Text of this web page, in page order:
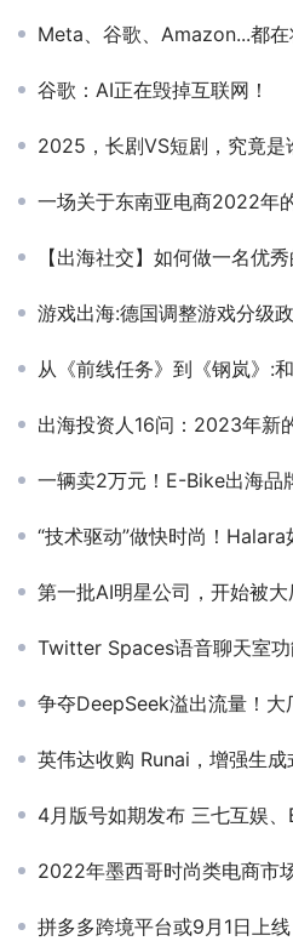
Meta、谷歌、Amazon...都在将生
谷歌：AI正在毁掉互联网！
2025，长剧VS短剧，究竟是
一场关于东南亚电商2022年
【出海社交】如何做一名优
游戏出海:德国调整游戏分级
从《前线任务》到《钢岚》:和SE
出海投资人16问：2023年新
一辆卖2万元！E-Bike出海品
“技术驱动”做快时尚！
第一批AI明星公司，开始被大
Twitter Spaces语音聊天室功能
争夺DeepSeek溢出流量！大
英伟达收购 Runai，增强生
4月版号如期发布 三七互娱、B站、雷霆、
2022年墨西哥时尚类电商市
拼多多跨境平台或9月1日上